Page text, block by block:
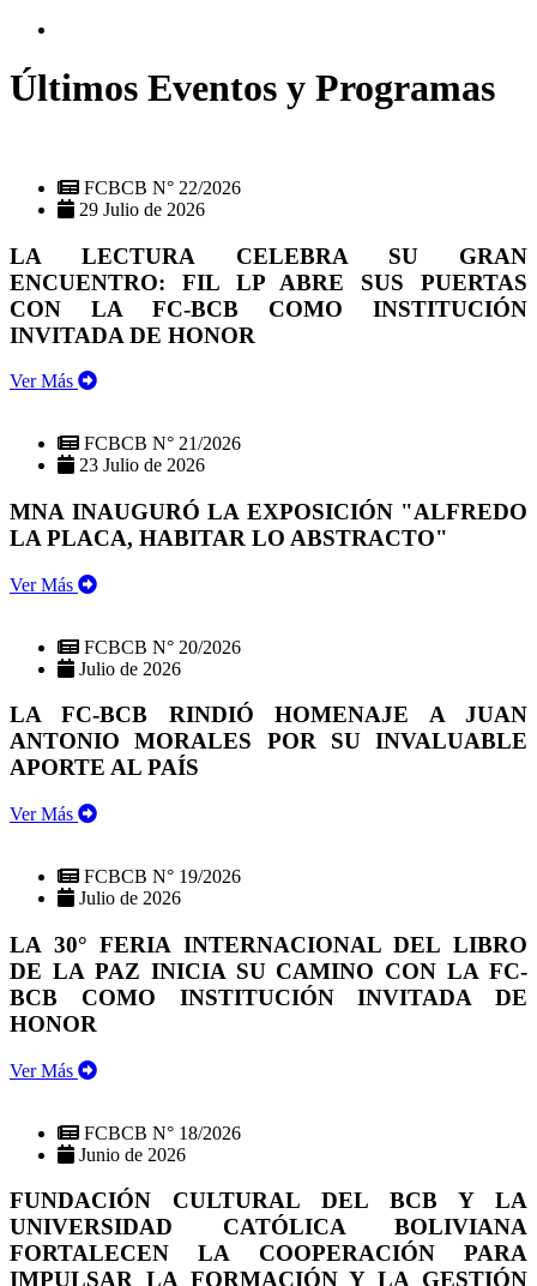
Últimos Eventos y Programas
FCBCB N° 22/2026
29 Julio de 2026
LA LECTURA CELEBRA SU GRAN
ENCUENTRO: FIL LP ABRE SUS PUERTAS
CON LA FC-BCB COMO INSTITUCIÓN
INVITADA DE HONOR
Ver Más
FCBCB N° 21/2026
23 Julio de 2026
MNA INAUGURÓ LA EXPOSICIÓN "ALFREDO
LA PLACA, HABITAR LO ABSTRACTO"
Ver Más
FCBCB N° 20/2026
Julio de 2026
LA FC-BCB RINDIÓ HOMENAJE A JUAN
ANTONIO MORALES POR SU INVALUABLE
APORTE AL PAÍS
Ver Más
FCBCB N° 19/2026
Julio de 2026
LA 30° FERIA INTERNACIONAL DEL LIBRO
DE LA PAZ INICIA SU CAMINO CON LA FC-
BCB COMO INSTITUCIÓN INVITADA DE
HONOR
Ver Más
FCBCB N° 18/2026
Junio de 2026
FUNDACIÓN CULTURAL DEL BCB Y LA
UNIVERSIDAD CATÓLICA BOLIVIANA
FORTALECEN LA COOPERACIÓN PARA
IMPULSAR LA FORMACIÓN Y LA GESTIÓN